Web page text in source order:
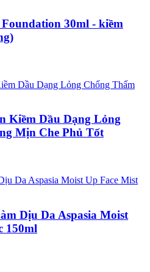
30ml - kiềm
Kiềm Dầu Dạng Lỏng
Mịn Che Phủ Tốt
Dịu Da Aspasia Moist
150ml